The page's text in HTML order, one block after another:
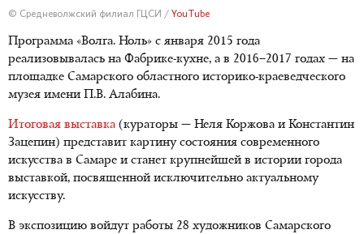
© Средневолжский филиал ГЦСИ / YouTube
Программа «Волга. Ноль» с января 2015 года
реализовывалась на Фабрике-кухне, а в 2016–2017 годах — на
площадке Самарского областного историко-краеведческого
музея имени П.В. Алабина.
Итоговая выставка (кураторы — Неля Коржова и Константин
Зацепин) представит картину состояния современного
искусства в Самаре и станет крупнейшей в истории города
выставкой, посвященной исключительно актуальному
искусству.
В экспозицию войдут работы 28 художников Самарского